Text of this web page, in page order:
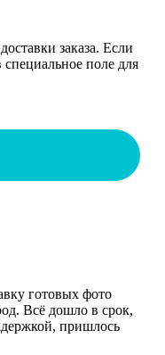
заказа. Если
специальное поле для
готовых фото
Всё дошло в срок,
пришлось